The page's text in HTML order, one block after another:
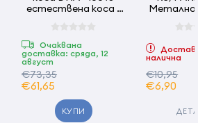
естествена коса -
Очаквана
доставка: сряда, 12
август
€73,35
€61,65
КУПИ
Метално
налична
€10,95
€6,90